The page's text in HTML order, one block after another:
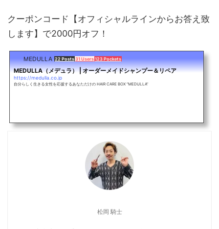
クーポンコード【オフィシャルラインからお答え致
します】で2000円オフ！
MEDULLA 22 Posts31 Users123 Pockets
MEDULLA（メデュラ） | オーダーメイドシャンプー＆リペア
https://medulla.co.jp
自分らしく生きる女性を応援するあなただけの HAIR CARE BOX “MEDULLA”
松岡 騎士